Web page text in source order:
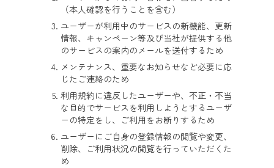
（本人確認を行うことを含む）
ユーザーが利用中のサービスの新機能、更新
情報、キャンペーン等及び当社が提供する他
のサービスの案内のメールを送付するため
メンテナンス、重要なお知らせなど必要に応
じたご連絡のため
利用規約に違反したユーザーや、不正・不当
な目的でサービスを利用しようとするユーザ
ーの特定をし、ご利用をお断りするため
ユーザーにご自身の登録情報の閲覧や変更、
削除、ご利用状況の閲覧を行っていただくた
め